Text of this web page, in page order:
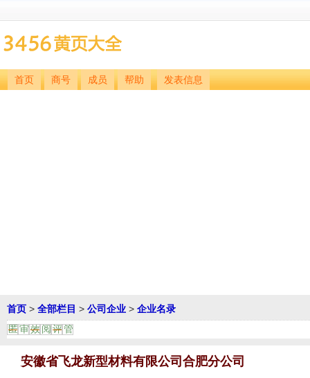
首页 商号 成员 帮助 发表信息
首页 > 全部栏目 > 公司企业 > 企业名录
匿 审 效 阅 评 管
安徽省飞龙新型材料有限公司合肥分公司